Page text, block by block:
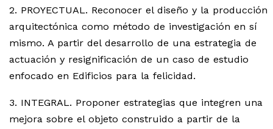
2. PROYECTUAL. Reconocer el diseño y la producción
arquitectónica como método de investigación en sí
mismo. A partir del desarrollo de una estrategia de
actuación y resignificación de un caso de estudio
enfocado en Edificios para la felicidad.
3. INTEGRAL. Proponer estrategias que integren una
mejora sobre el objeto construido a partir de la